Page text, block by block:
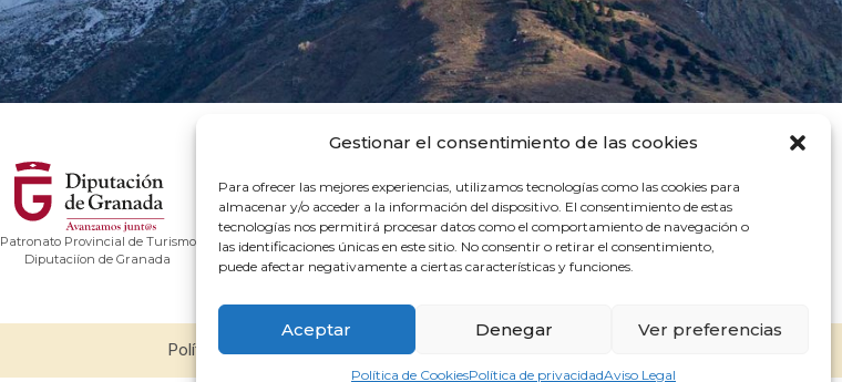
Gestionar el consentimiento de las cookies
Para ofrecer las mejores experiencias, utilizamos tecnologías como las cookies para
almacenar y/o acceder a la información del dispositivo. El consentimiento de estas
tecnologías nos permitirá procesar datos como el comportamiento de navegación o
las identificaciones únicas en este sitio. No consentir o retirar el consentimiento,
puede afectar negativamente a ciertas características y funciones.
Aceptar Denegar Ver preferencias
Política de CookiesPolítica de privacidadAviso Legal
Patronato Provincial de Turismo
Diputaciíon de Granada
Cárcel Baja, 3. 18001. Granada
Tel.: + 34 958 24 71 46
Fax.: +34 958 24 71 29
Política de cookies